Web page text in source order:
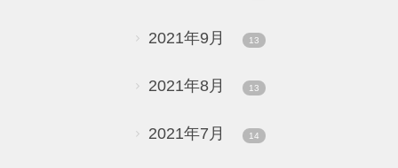
2021年9月 13
2021年8月 13
2021年7月 14